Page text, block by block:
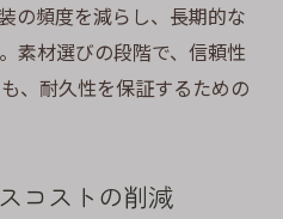
の頻度を減らし、長期的な
素材選びの段階で、信頼性
、耐久性を保証するための
コストの削減